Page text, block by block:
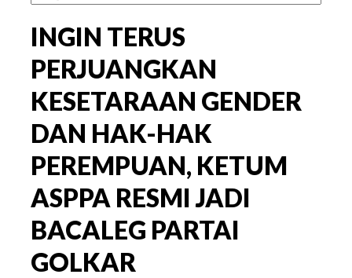
INGIN TERUS
PERJUANGKAN
KESETARAAN GENDER
DAN HAK-HAK
PEREMPUAN, KETUM
ASPPA RESMI JADI
BACALEG PARTAI
GOLKAR